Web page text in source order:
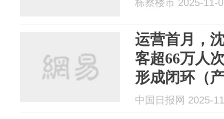
栋察楼市 2025-11-
运营首月，
客超66万人
形成闭环（
工程）
中国日报网 2025-